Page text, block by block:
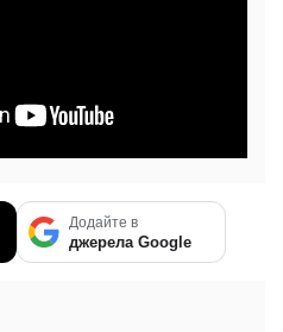
Додайте в
джерела Google